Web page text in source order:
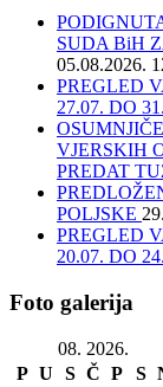
SUDA BiH
05.08.2026.
PREGLED
27.07. DO
VJERSKIH
PREDAT
POLJSKE
PREGLED
20.07. DO
Foto galerija
08. 2026.
P U S Č P S